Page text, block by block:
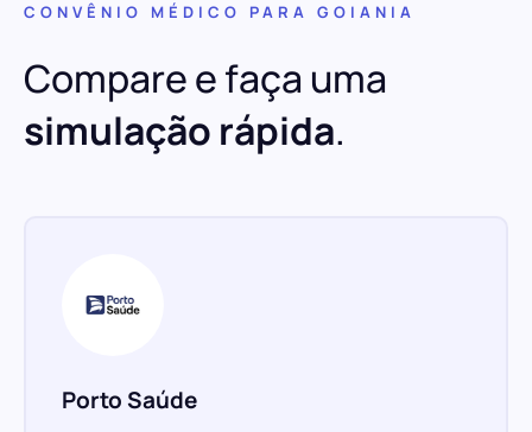
CONVÊNIO MÉDICO PARA GOIANIA
Compare e faça uma
simulação rápida.
Porto Saúde